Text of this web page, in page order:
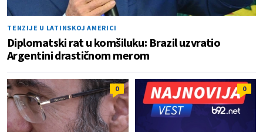
TENZIJE U LATINSKOJ AMERICI
Diplomatski rat u komšiluku: Brazil uzvratio
Argentini drastičnom merom
0 0